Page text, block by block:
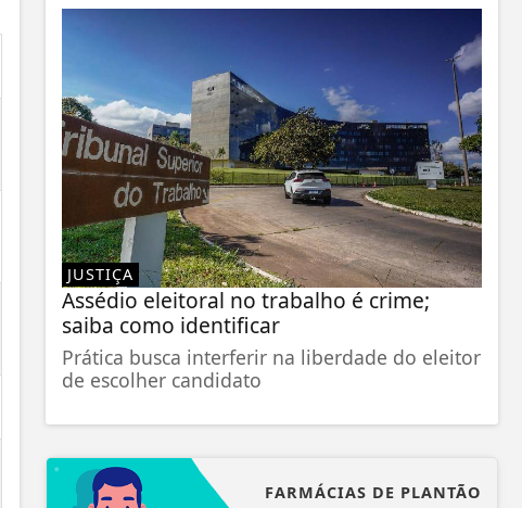
JUSTIÇA
Assédio eleitoral no trabalho é crime;
saiba como identificar
Prática busca interferir na liberdade do eleitor
de escolher candidato
FARMÁCIAS DE PLANTÃO